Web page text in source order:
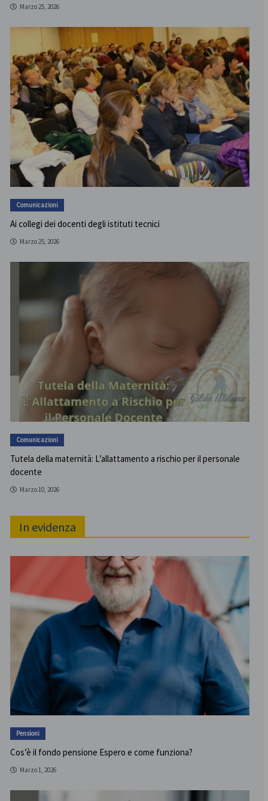
Marzo 25, 2026
Comunicazioni
Ai collegi dei docenti degli istituti tecnici
Marzo 25, 2026
Comunicazioni
Tutela della maternità: L’allattamento a rischio per il personale
docente
Marzo 10, 2026
In evidenza
Pensioni
Cos’è il fondo pensione Espero e come funziona?
Marzo 1, 2026